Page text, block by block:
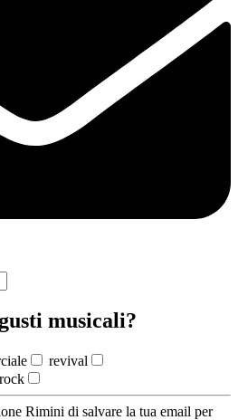
musicali?
revival
rock
Rimini di salvare la tua email per